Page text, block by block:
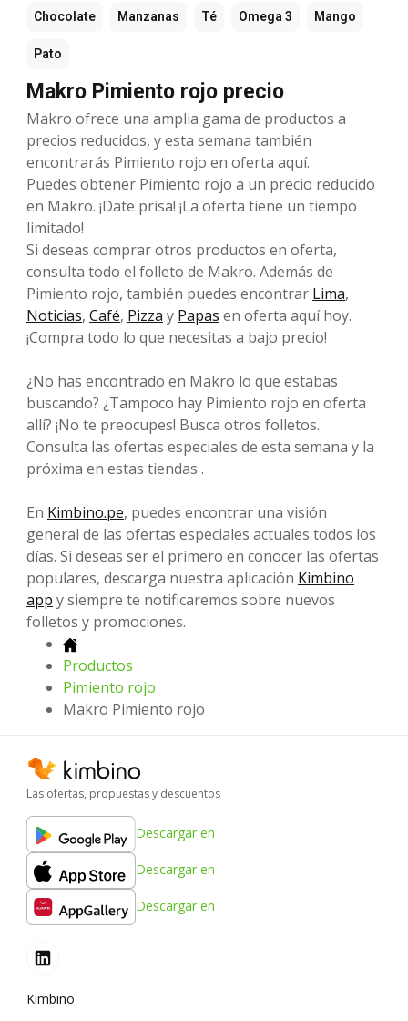
Chocolate Manzanas Té Omega 3 Mango
Pato
Makro Pimiento rojo precio
Makro ofrece una amplia gama de productos a
precios reducidos, y esta semana también
encontrarás Pimiento rojo en oferta aquí.
Puedes obtener Pimiento rojo a un precio reducido
en Makro. ¡Date prisa! ¡La oferta tiene un tiempo
limitado!
Si deseas comprar otros productos en oferta,
consulta todo el folleto de Makro. Además de
Pimiento rojo, también puedes encontrar Lima,
Noticias, Café, Pizza y Papas en oferta aquí hoy.
¡Compra todo lo que necesitas a bajo precio!
¿No has encontrado en Makro lo que estabas
buscando? ¿Tampoco hay Pimiento rojo en oferta
allí? ¡No te preocupes! Busca otros folletos.
Consulta las ofertas especiales de esta semana y la
próxima en estas tiendas .
En Kimbino.pe, puedes encontrar una visión
general de las ofertas especiales actuales todos los
días. Si deseas ser el primero en conocer las ofertas
populares, descarga nuestra aplicación Kimbino
app y siempre te notificaremos sobre nuevos
folletos y promociones.
Productos
Pimiento rojo
Makro Pimiento rojo
Las ofertas, propuestas y descuentos
Descargar en
Descargar en
Descargar en
Kimbino